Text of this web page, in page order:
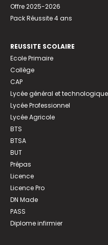
Offre 2025-2026
Pack Réussite 4 ans
REUSSITE SCOLAIRE
Ecole Primaire
Collège
CAP
Lycée général et technologique
Lycée Professionnel
Lycée Agricole
BTS
BTSA
BUT
Prépas
Licence
Licence Pro
DN Made
PASS
Diplome infirmier